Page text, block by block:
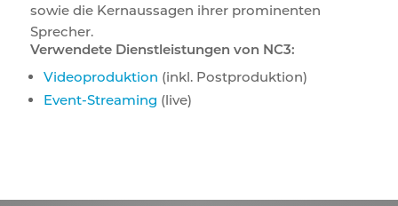
sowie die Kernaussagen ihrer prominenten
Sprecher.
Verwendete Dienstleistungen von NC3:
Videoproduktion (inkl. Postproduktion)
Event-Streaming (live)